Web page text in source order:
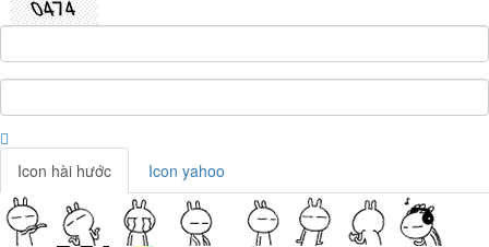
Icon hài hước Icon yahoo